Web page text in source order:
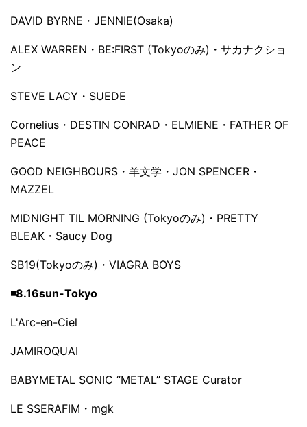
DAVID BYRNE・JENNIE(Osaka)
ALEX WARREN・BE:FIRST (Tokyoのみ)・サカナクショ
ン
STEVE LACY・SUEDE
Cornelius・DESTIN CONRAD・ELMIENE・FATHER OF
PEACE
GOOD NEIGHBOURS・羊文学・JON SPENCER・
MAZZEL
MIDNIGHT TIL MORNING (Tokyoのみ)・PRETTY
BLEAK・Saucy Dog
SB19(Tokyoのみ)・VIAGRA BOYS
◾️8.16sun-Tokyo
L'Arc-en-Ciel
JAMIROQUAI
BABYMETAL SONIC “METAL” STAGE Curator
LE SSERAFIM・mgk